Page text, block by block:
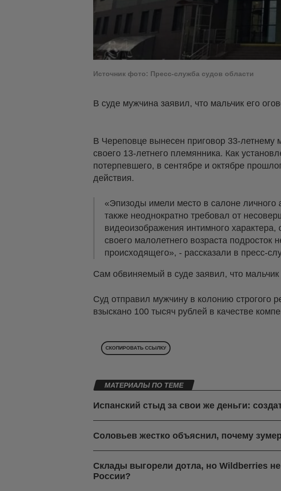
Источник фото: Пресс-служба судов области
В суде мужчина заявил, что мальчик его
В Череповце вынесен приговор 33-летнему
своего 13-летнего племянника. Как
потерпевшего, в сентябре и октябре
действия.
«Эпизоды имели место в салоне
также неоднократно требовал от
видеоизображения интимного
своего малолетнего возраста подросток
происходящего», - рассказали в пресс-
Сам обвиняемый в суде заявил, что
Суд отправил мужчину в колонию строгого
взыскано 100 тысяч рублей в качестве
СКОПИРОВАТЬ ССЫЛКУ
МАТЕРИАЛЫ ПО ТЕМЕ
Испанский стыд за свои же деньги:
Соловьев жестко объяснил, почему
Склады выгорели дотла, но Wildberries
России?